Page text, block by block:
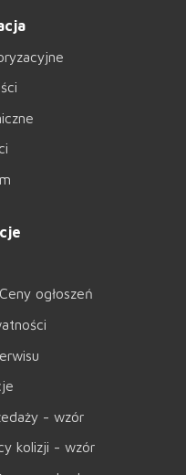
ogłoszeń
- wzór
kolizji - wzór